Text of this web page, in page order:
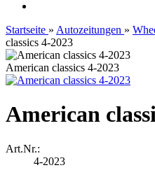
Startseite » Autozeitungen »
classics 4-2023
American classics 4-2023
American
Art.Nr.:
4-2023